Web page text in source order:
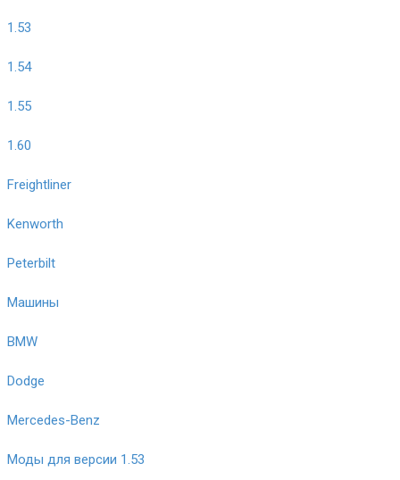
1.53
1.54
1.55
1.60
Freightliner
Kenworth
Peterbilt
Машины
BMW
Dodge
Mercedes-Benz
Моды для версии 1.53